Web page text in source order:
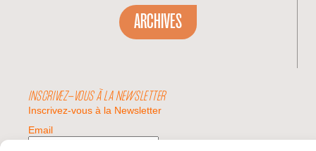
ARCHIVES
INSCRIVEZ-VOUS À LA NEWSLETTER
Inscrivez-vous à la Newsletter
Email